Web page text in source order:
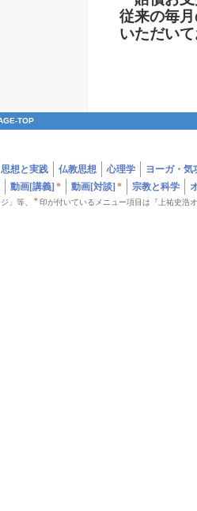
従来の毎
いただい
TOP
思想と実践 仏教思想 心理学
ヨーガ・気
動画[講義] * 動画[対談] * 宗教と科学
」等、 *印が付いているメニュー項目は『上祐史浩